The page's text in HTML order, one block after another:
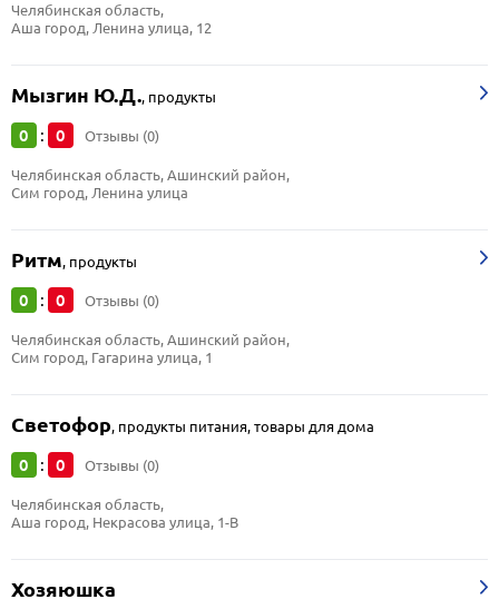
Челябинская область,
Аша город, Ленина улица, 12
Мызгин Ю.Д., продукты
0 : 0 Отзывы (0)
Челябинская область, Ашинский район,
Сим город, Ленина улица
Ритм, продукты
0 : 0 Отзывы (0)
Челябинская область, Ашинский район,
Сим город, Гагарина улица, 1
Светофор, продукты питания, товары для дома
0 : 0 Отзывы (0)
Челябинская область,
Аша город, Некрасова улица, 1-В
Хозяюшка